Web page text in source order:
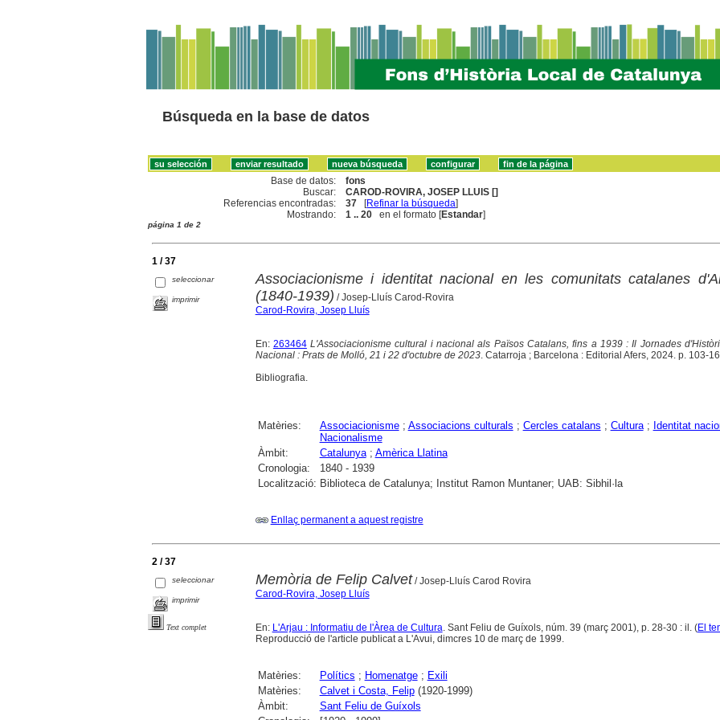
Búsqueda en la base de datos
Base de datos:
fons
Buscar:
CAROD-ROVIRA, JOSEP LLUIS []
Referencias encontradas:
37 [Refinar la búsqueda]
Mostrando:
1 .. 20 en el formato [Estandar]
página 1 de 2
1 / 37
seleccionar
imprimir
Associacionisme i identitat nacional en les comunitats catalanes
(1840-1939) / Josep-Lluís Carod-Rovira
Carod-Rovira, Josep Lluís
En: 263464 L'Associacionisme cultural i nacional als Països Catalans, fins a 1939 : Il Jornades
Nacional : Prats de Molló, 21 i 22 d'octubre de 2023. Catarroja ; Barcelona : Editorial Afers, 2024. p. 103-
Bibliografia.
Matèries: Associacionisme; Associacions culturals ; Cercles catalans ; Cultura; Identitat
Nacionalisme
Àmbit:
Catalunya; Amèrica Llatina
Cronologia:
1840 - 1939
Localització: Biblioteca de Catalunya; Institut Ramon Muntaner; UAB: Sibhil·la
Enllaç permanent a aquest registre
2 / 37
seleccionar
imprimir
Text complet
Memòria de Felip Calvet/ Josep-Lluís Carod Rovira
Carod-Rovira, Josep Lluís
En: L'Arjau : Informatiu de l'Àrea de Cultura. Sant Feliu de Guíxols, núm. 39 (març 2001), p. 28-30 : il. (El
Reproducció de l'article publicat a L'Avui, dimcres 10 de març de 1999.
Matèries: Polítics ; Homenatge; Exili
Matèries:
Calvet i Costa, Felip(1920-1999)
Àmbit:
Sant Feliu de Guíxols